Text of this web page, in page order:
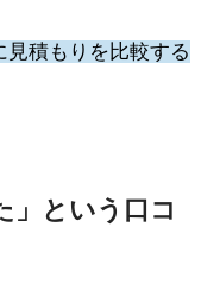
積もりを比較する
」という口コ